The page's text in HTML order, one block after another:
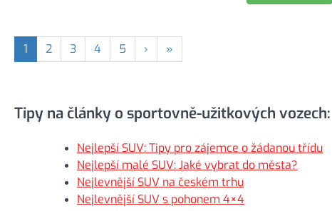
1 2 3 4 5 › »
Tipy na články o sportovně-užitkových vozech:
Nejlepší SUV: Tipy pro zájemce o žádanou třídu
Nejlepší malé SUV: Jaké vybrat do města?
Nejlevnější SUV na českém trhu
Nejlevnější SUV s pohonem 4×4